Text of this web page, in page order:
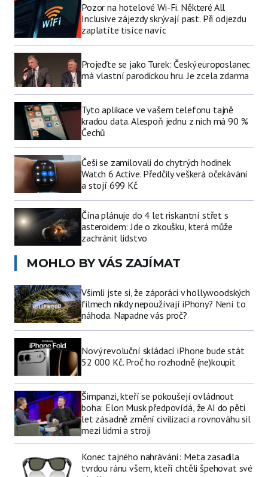
Pozor na hotelové Wi-Fi. Některé All
Inclusive zájezdy skrývají past. Při odjezdu
zaplatíte tisíce navíc
Projeďte se jako Turek: Český europoslanec
má vlastní parodickou hru. Je zcela zdarma
Tyto aplikace ve vašem telefonu tajně
kradou data. Alespoň jednu z nich má 90 %
Čechů
Češi se zamilovali do chytrých hodinek
Watch 6 Active. Předčily veškerá očekávání
a stojí 699 Kč
Čína plánuje do 4 let riskantní střet s
asteroidem: Jde o zkoušku, která může
zachránit lidstvo
MOHLO BY VÁS ZAJÍMAT
Všimli jste si, že záporáci v hollywoodských
filmech nikdy nepoužívají iPhony? Není to
náhoda. Napadne vás proč?
Nový revoluční skládací iPhone bude stát
52 000 Kč. Proč ho rozhodně (ne)koupit
Šimpanzi, kteří se pokoušejí ovládnout
boha: Elon Musk předpovídá, že AI do pěti
let zásadně změní civilizaci a rovnováhu sil
mezi lidmi a stroji
Konec tajného nahrávání: Meta zasadila
tvrdou ránu všem, kteří chtěli špehovat své